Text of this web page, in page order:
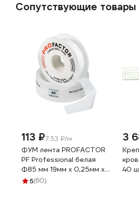
Сопутствующие товары
113 ₽7.53 ₽/м
ФУМ лента PROFACTOR
PF Professional белая
Ф85 мм 19мм х 0,25мм х
15м PF FE 530
5(60)
3
40